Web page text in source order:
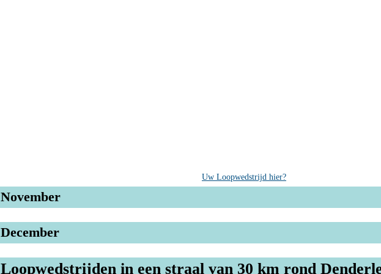
Uw Loopwedstrijd hier?
November
December
Loopwedstrijden in een straal van 30 km rond